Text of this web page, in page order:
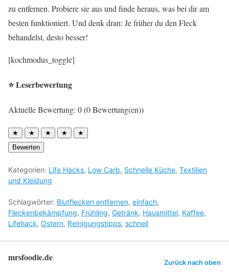
zu entfernen. Probiere sie aus und finde heraus, was bei dir am
besten funktioniert. Und denk dran: Je früher du den Fleck
behandelst, desto besser!
[kochmodus_toggle]
⭐ Leserbewertung
Aktuelle Bewertung: 0 (0 Bewertung(en))
★ ★ ★ ★
★
Bewerten
Kategorien: Life Hacks, Low Carb, Schnelle Küche, Textilien
und Kleidung
Schlagwörter: Blutflecken entfernen, einfach,
Fleckenbekämpfung, Frühling, Getränk, Hausmittel, Kaffee,
Lifehack, Ostern, Reinigungstipps, schnell
mrsfoodie.de Zurück nach oben